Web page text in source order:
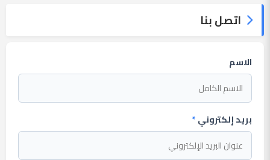
اتصل بنا
الاسم
بريد إلكتروني*